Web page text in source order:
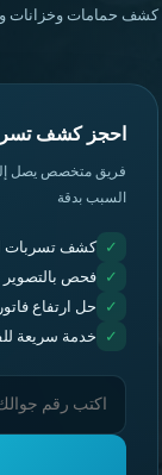
كشف حمامات وخزانات
احجز كشف
فريق متخصص يصل
السبب بدقة
✓ كشف تسربات
✓ فحص بالتصوير
✓ حل ارتفاع
✓ خدمة سريعة